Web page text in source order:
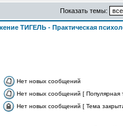
Показать темы:
ТИГЕЛЬ - Практическая
Нет новых сообщений
Нет новых сообщений [ Популярная
Нет новых сообщений [ Тема